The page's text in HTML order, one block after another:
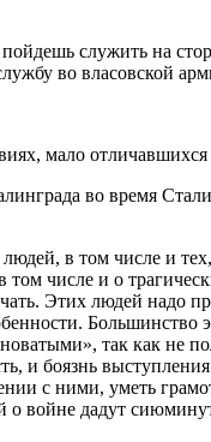
служить на
во власовской
мало отличавшихся
во время
в том числе и
числе и о
Этих людей надо
так как не
и боязнь
с ними, уметь
войне дадут